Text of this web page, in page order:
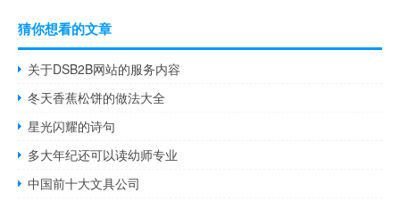
猜你想看的文章
关于DSB2B网站的服务内容
冬天香蕉松饼的做法大全
星光闪耀的诗句
多大年纪还可以读幼师专业
中国前十大文具公司